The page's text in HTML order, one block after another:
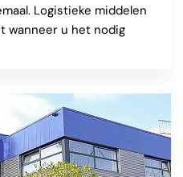
Logistieke middelen
wanneer u het nodig